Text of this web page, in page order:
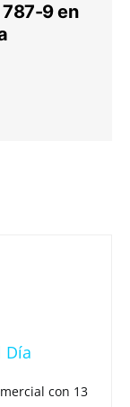
9 en
Día
con 13